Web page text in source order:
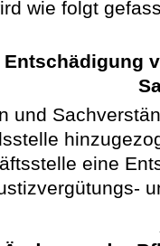
wie folgt
Entschädigung
und
eine